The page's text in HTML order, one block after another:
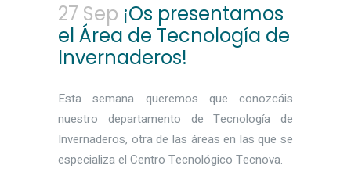
27 Sep ¡Os presentamos
el Área de Tecnología de
Invernaderos!
Esta semana queremos que conozcáis
nuestro departamento de Tecnología de
Invernaderos, otra de las áreas en las que se
especializa el Centro Tecnológico Tecnova.